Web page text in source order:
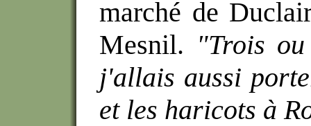
marché de
Mesnil. "Trois
j'allais aussi
et les haricots à